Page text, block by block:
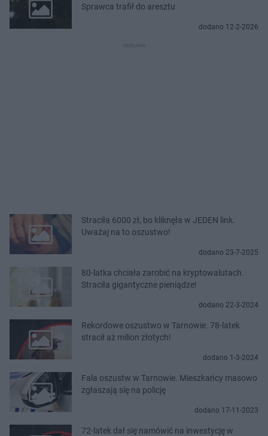
Sprawca trafił do aresztu
dodano 12-2-2026
Straciła 6000 zł, bo kliknęła w JEDEN link.
Uważaj na to oszustwo!
dodano 23-7-2025
80-latka chciała zarobić na kryptowalutach.
Straciła gigantyczne pieniądze!
dodano 22-3-2024
Rekordowe oszustwo w Tarnowie. 78-latek
stracił aż milion złotych!
dodano 1-3-2024
Fala oszustw w Tarnowie. Mieszkańcy masowo
zgłaszają się na policję
dodano 17-11-2023
72-latek dał się namówić na inwestycję w